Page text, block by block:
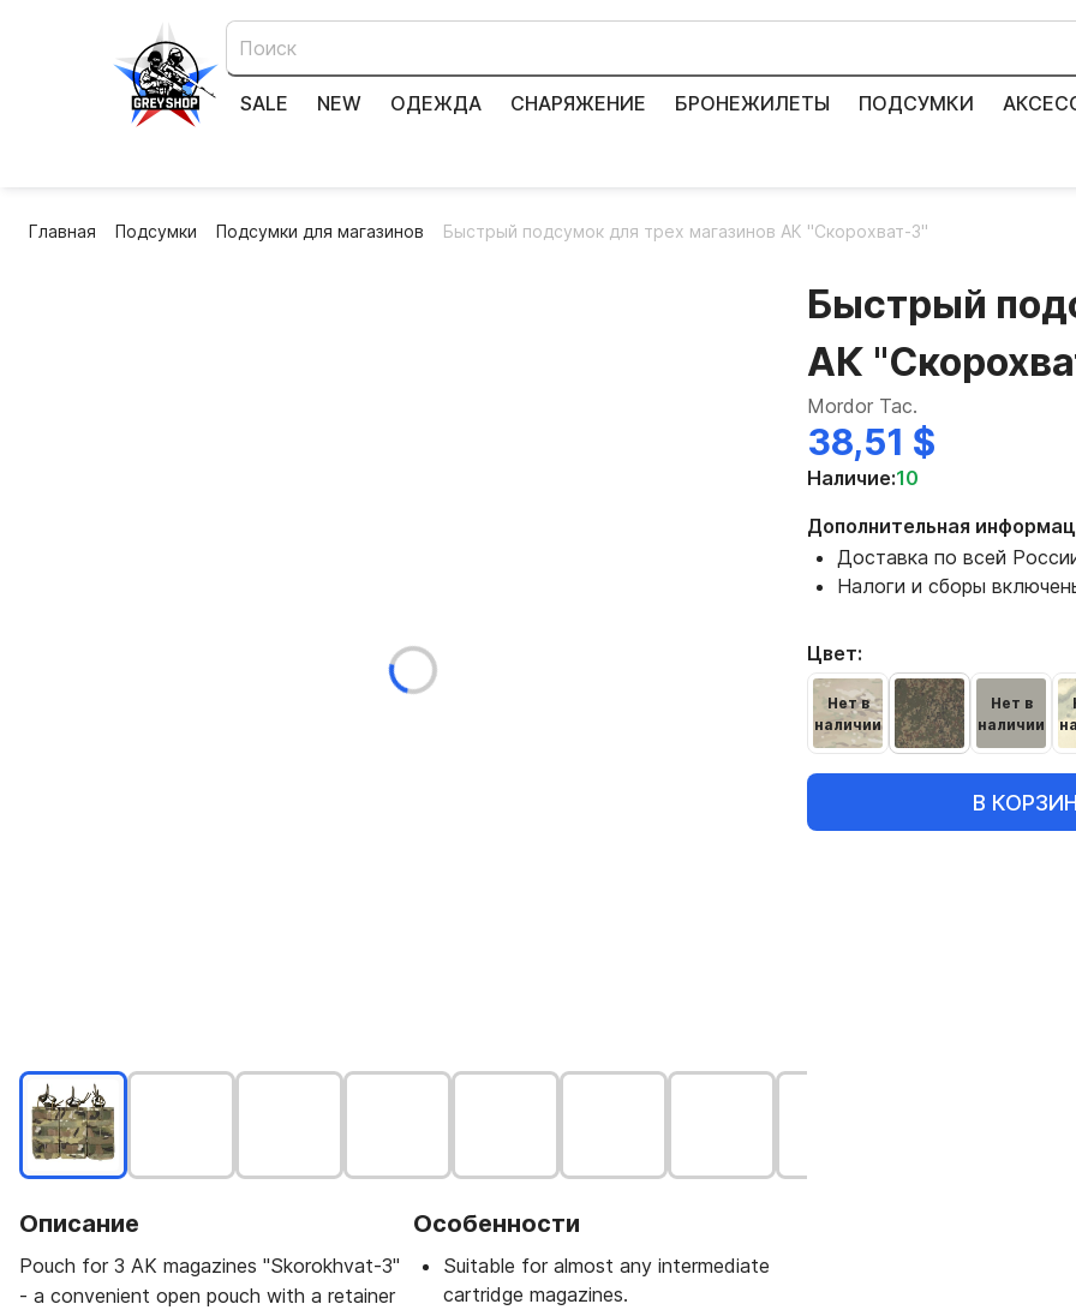
SALE NEW ОДЕЖДА СНАРЯЖЕНИЕ БРОНЕЖИЛЕТЫ ПОДСУМКИ
Главная Подсумки Подсумки для магазинов Быстрый подсумок для трех магазинов АК "Скорохват-3"
Описание
Pouch for 3 AK magazines "Skorokhvat-3"
- a convenient open pouch with a retainer
Особенности
Suitable for almost any intermediate
cartridge magazines.
Быстрый
АК
Mordor Tac.
38,51 $
Наличие:10
Дополнительная
Доставка по всей
Налоги и сборы
Цвет:
Нет в
наличии
Нет в
наличии
В